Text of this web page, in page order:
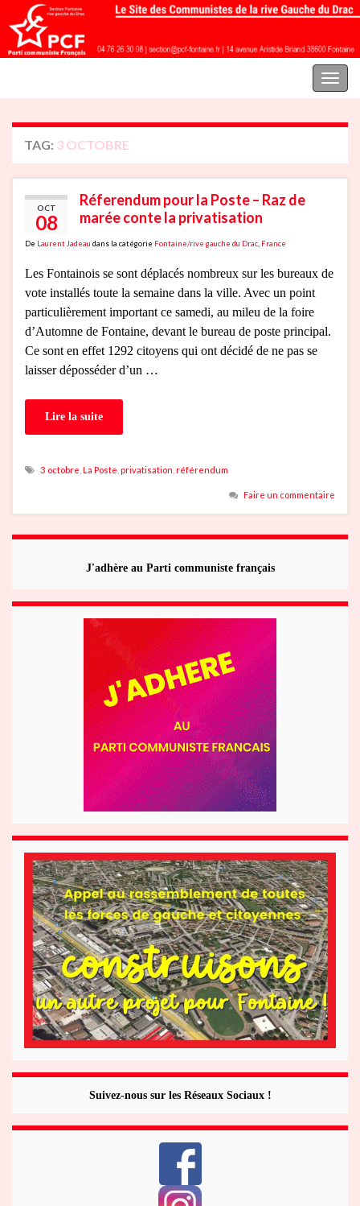
Toggle
TAG: 3 OCTOBRE
OCT
08
Réferendum pour la Poste – Raz de
marée conte la privatisation
De Laurent Jadeau dans la catégorie Fontaine/rive gauche du Drac France
Les Fontainois se sont déplacés nombreux sur les bureaux de
vote installés toute la semaine dans la ville. Avec un point
particulièrement important ce samedi, au mileu de la foire
d’Automne de Fontaine, devant le bureau de poste principal.
Ce sont en effet 1292 citoyens qui ont décidé de ne pas se
laisser déposséder d’un …
Lire la suite
3 octobre La Poste privatisation référendum
Faire un commentaire
J'adhère au Parti communiste français
Suivez-nous sur les Réseaux Sociaux !